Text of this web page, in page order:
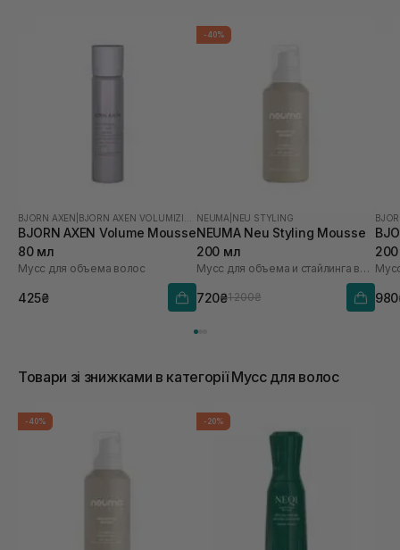
BJORN AXEN
BJORN AXEN Volume Mousse
80 мл
Мусс для объема волос
425₴
-40%
NEUMA NEU STYLING
NEUMA Neu Styling Mousse
200 мл
Мусс для объема и стайлинга волос
720₴1 200₴
Товари зі знижками в категорії Мусс для волос
-40% -20%